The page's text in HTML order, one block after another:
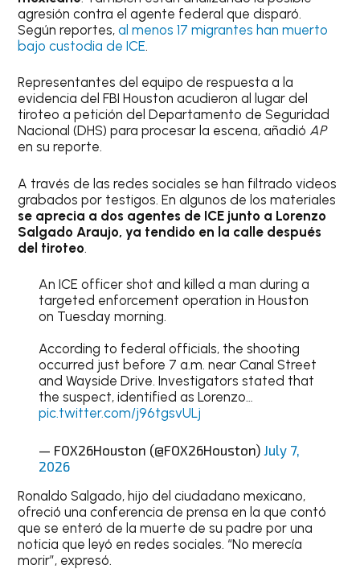
agresión contra el agente federal que disparó.
Según reportes,al menos 17 migrantes han muerto
bajo custodia de ICE.
Representantes del equipo de respuesta a la
evidencia del FBI Houston acudieron al lugar del
tiroteo a petición del Departamento de Seguridad
Nacional (DHS) para procesar la escena, añadió AP
en su reporte.
A través de las redes sociales se han filtrado videos
grabados por testigos. En algunos de los materiales
se aprecia a dos agentes de ICE junto a Lorenzo
Salgado Araujo, ya tendido en la calle después
del tiroteo.
An ICE officer shot and killed a man during a
targeted enforcement operation in Houston
on Tuesday morning.
According to federal officials, the shooting
occurred just before 7 a.m. near Canal Street
and Wayside Drive. Investigators stated that
the suspect, identified as Lorenzo…
pic.twitter.com/j96tgsvULj
— FOX26Houston (@FOX26Houston) July 7,
2026
Ronaldo Salgado, hijo del ciudadano mexicano,
ofreció una conferencia de prensa en la que contó
que se enteró de la muerte de su padre por una
noticia que leyó en redes sociales. “No merecía
morir”, expresó.